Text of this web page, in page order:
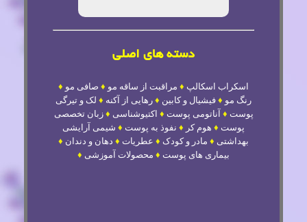
دسته های اصلی
اسکراب اسکالپ ♦ مراقبت از ساقه مو ♦ صافی مو ♦
رنگ مو ♦ فیشیال و کابین ♦ رهایی از آکنه ♦ لک و تیرگی
پوست ♦ آناتومی پوست ♦ اکتیوشناسی ♦ زبان تخصصی
پوست ♦ هوم کر ♦ نفوذ به پوست ♦ شیمی آرایشی
بهداشتی ♦ مادر و کودک ♦ عطریات ♦ دهان و دندان ♦
بیماری های پوست ♦ محصولات آموزشی ♦